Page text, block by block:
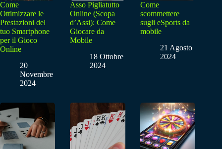
Come
Ottimizzare le
Prestazioni del
tuo Smartphone
per il Gioco
Online
20
Novembre
2024
Asso Pigliatutto
Online (Scopa
d’Assi): Come
Giocare da
Mobile
18 Ottobre
2024
Come
scommettere
sugli eSports da
mobile
21 Agosto
2024